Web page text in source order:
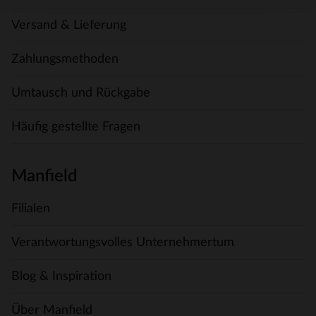
Versand & Lieferung
Zahlungsmethoden
Umtausch und Rückgabe
Häufig gestellte Fragen
Manfield
Filialen
Verantwortungsvolles Unternehmertum
Blog & Inspiration
Über Manfield